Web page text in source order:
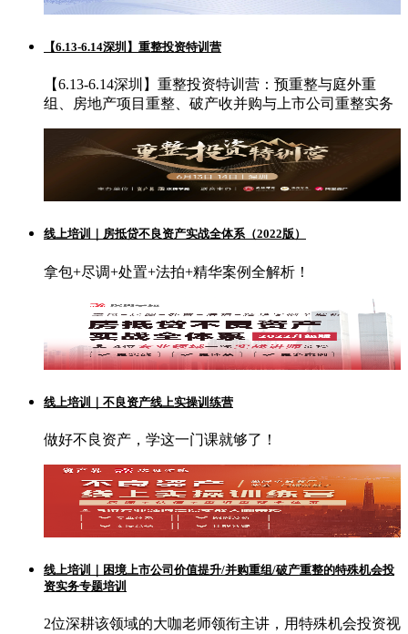
【6.13-6.14深圳】重整投资特训营
【6.13-6.14深圳】重整投资特训营：预重整与庭外重
组、房地产项目重整、破产收并购与上市公司重整实务
线上培训｜房抵贷不良资产实战全体系（2022版）
拿包+尽调+处置+法拍+精华案例全解析！
线上培训｜不良资产线上实操训练营
做好不良资产，学这一门课就够了！
线上培训｜困境上市公司价值提升/并购重组/破产重整的特殊机会投
资实务专题培训
2位深耕该领域的大咖老师领衔主讲，用特殊机会投资视